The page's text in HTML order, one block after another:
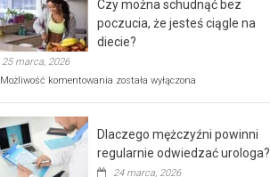
bezpłatna
akcja
profilaktyczna
w
już
kwietnia!
Czy można schudnąć bez
poczucia, że jesteś ciągle na
diecie?
25 marca, 2026
Możliwość komentowania Czy
poczucia,
że
została wyłączona
Dlaczego mężczyźni powinni
regularnie odwiedzać urologa?
24 marca, 2026